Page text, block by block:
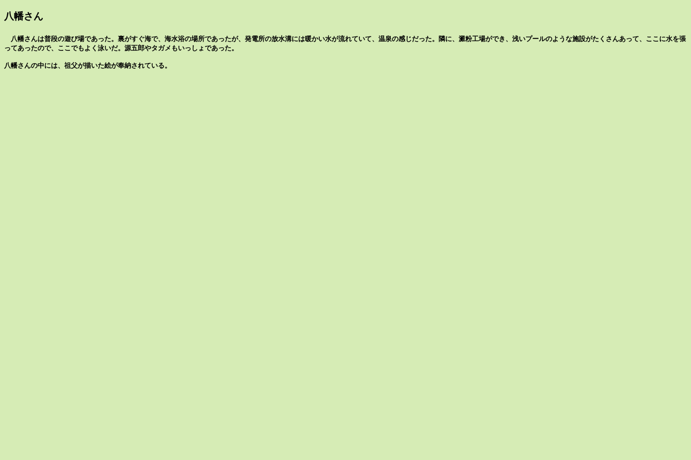
八幡さん
八幡さんは普段の遊び場であった。裏がすぐ海で、海水浴の場所であったが、発電所の放水溝には暖かい水が流れていて、温泉の感じだった。隣に、澱粉工場ができ、浅いプールのような施設がたくさんあって、ここに水を張
ってあったので、ここでもよく泳いだ。源五郎やタガメもいっしょであった。
八幡さんの中には、祖父が描いた絵が奉納されている。